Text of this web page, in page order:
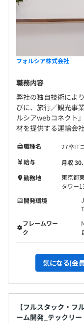
フォルシア株式会社
職務内容
弊社の独自技術によ
びに、旅行／観光事
ルシアwebコネクト
材を提供する運輸会
職種名
27卒IT
給与
月収
勤務地
東京都
タワー
開発環境
フレームワー
ク
気になる(会
【フルスタック・フ
ーム開発_テックリ